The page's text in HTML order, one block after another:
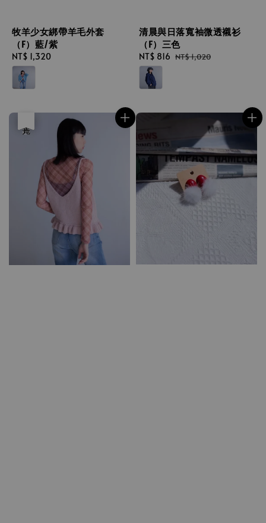
牧羊少女綁帶羊毛外套
（F）藍/紫
Regular
price
NT$ 1,320
清晨與日落寬袖微透襯衫
（F）三色
Sale
price
NT$ 816 Regular
NT$ 1,020